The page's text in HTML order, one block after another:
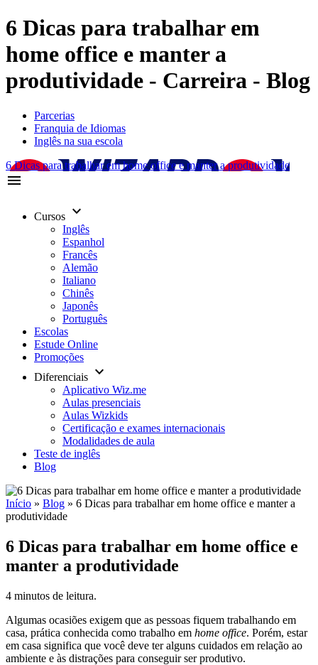
6 Dicas para trabalhar em
home office e manter a
produtividade - Carreira - Blog
Parcerias
Franquia de Idiomas
Inglês na sua escola
6 Dicas para trabalhar em home office e manter a produtividade
menu
Cursos keyboard_arrow_down
Inglês
Espanhol
Francês
Alemão
Italiano
Chinês
Japonês
Português
Escolas
Estude Online
Promoções
Diferenciais keyboard_arrow_down
Aplicativo Wiz.me
Aulas presenciais
Aulas Wizkids
Certificação e exames internacionais
Modalidades de aula
Teste de inglês
Blog
Início » Blog » 6 Dicas para trabalhar em home office e manter a
produtividade
6 Dicas para trabalhar em home office e
manter a produtividade
4 minutos de leitura.
Algumas ocasiões exigem que as pessoas fiquem trabalhando em
casa, prática conhecida como trabalho em home office. Porém, estar
em casa significa que você deve ter alguns cuidados em relação ao
ambiente e às distrações para conseguir ser produtivo.